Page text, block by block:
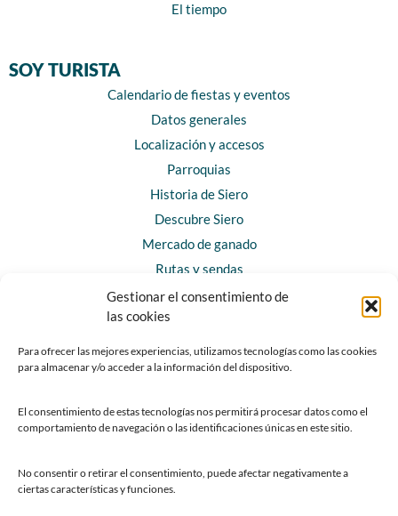
Gestionar el consentimiento de
las cookies
Para ofrecer las mejores experiencias, utilizamos tecnologías como las cookies
para almacenar y/o acceder a la información del dispositivo.
El consentimiento de estas tecnologías nos permitirá procesar datos como el
comportamiento de navegación o las identificaciones únicas en este sitio.
No consentir o retirar el consentimiento, puede afectar negativamente a
ciertas características y funciones.
El tiempo
SOY TURISTA
Calendario de fiestas y eventos
Datos generales
Localización y accesos
Parroquias
Historia de Siero
Descubre Siero
Mercado de ganado
Rutas y sendas
Horarios y contacto
Teléfonos de interés
Chatbot Siero
SEDES ELECTRÓNICAS
Sede del Ayuntamiento de Siero